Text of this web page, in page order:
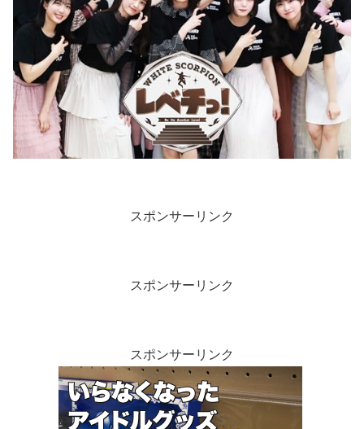
スポンサーリンク
スポンサーリンク
スポンサーリンク